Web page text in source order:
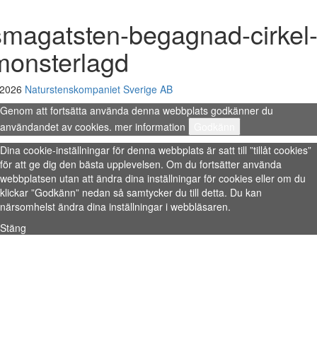
begagnad-cirkel-
Naturstenskompaniet Sverige AB
Genom att fortsätta använda denna webbplats godkänner du
användandet av cookies. mer information
Dina cookie-inställningar för denna webbplats är satt till ”tillåt cookies”
för att ge dig den bästa upplevelsen. Om du fortsätter använda
webbplatsen utan att ändra dina inställningar för cookies eller om du
klickar ”Godkänn” nedan så samtycker du till detta. Du kan
närsomhelst ändra dina inställningar i webbläsaren.
Stäng